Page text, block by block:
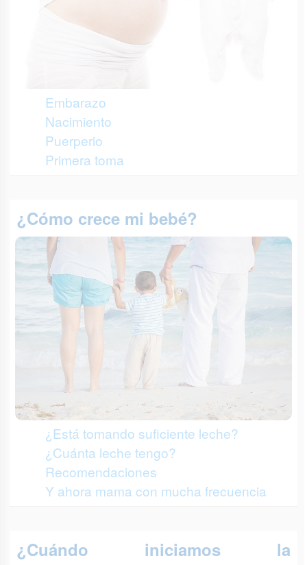
Embarazo
Nacimiento
Puerperio
Primera toma
¿Cómo crece mi bebé?
¿Está tomando suficiente leche?
¿Cuánta leche tengo?
Recomendaciones
Y ahora mama con mucha frecuencia
¿Cuándo iniciamos la